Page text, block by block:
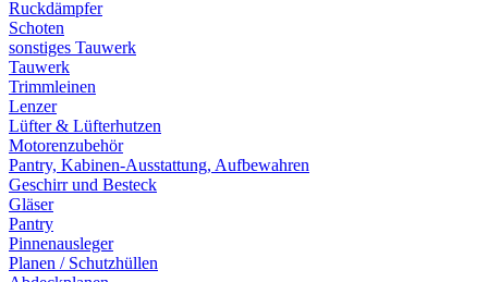
Ruckdämpfer
Schoten
sonstiges Tauwerk
Tauwerk
Trimmleinen
Lenzer
Lüfter & Lüfterhutzen
Motorenzubehör
Pantry, Kabinen-Ausstattung, Aufbewahren
Geschirr und Besteck
Gläser
Pantry
Pinnenausleger
Planen / Schutzhüllen